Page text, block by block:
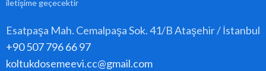
iletişime geçecektir
Esatpaşa Mah. Cemalpaşa Sok. 41/B Ataşehir / İstanbul
+90 507 796 66 97
koltukdosemeevi.cc@gmail.com